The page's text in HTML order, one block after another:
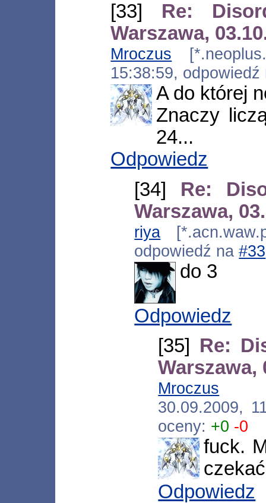
[33] Re:
Warszawa,
Mroczus
15:38:59,
A do której
Znaczy
24...
Odpowiedz
[34] Re:
Warszawa,
riya
odpowiedź na#33
do 3
Odpowiedz
[35] Re:
Warszawa,
Mroczus
30.09.2009,
oceny: +0 -0
fuck.
Odpowiedz